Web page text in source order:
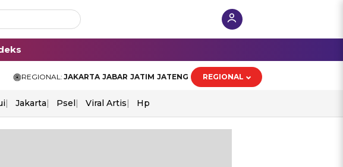
REGIONAL: JAKARTA JABAR JATIM JATENG REGIONAL
Jakarta Psel Viral Artis Hp